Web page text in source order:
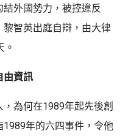
外國勢力，被控違反
黎智英出庭自辯，由大律
。
由資訊
為何在1989年起先後創
年的六四事件，令他